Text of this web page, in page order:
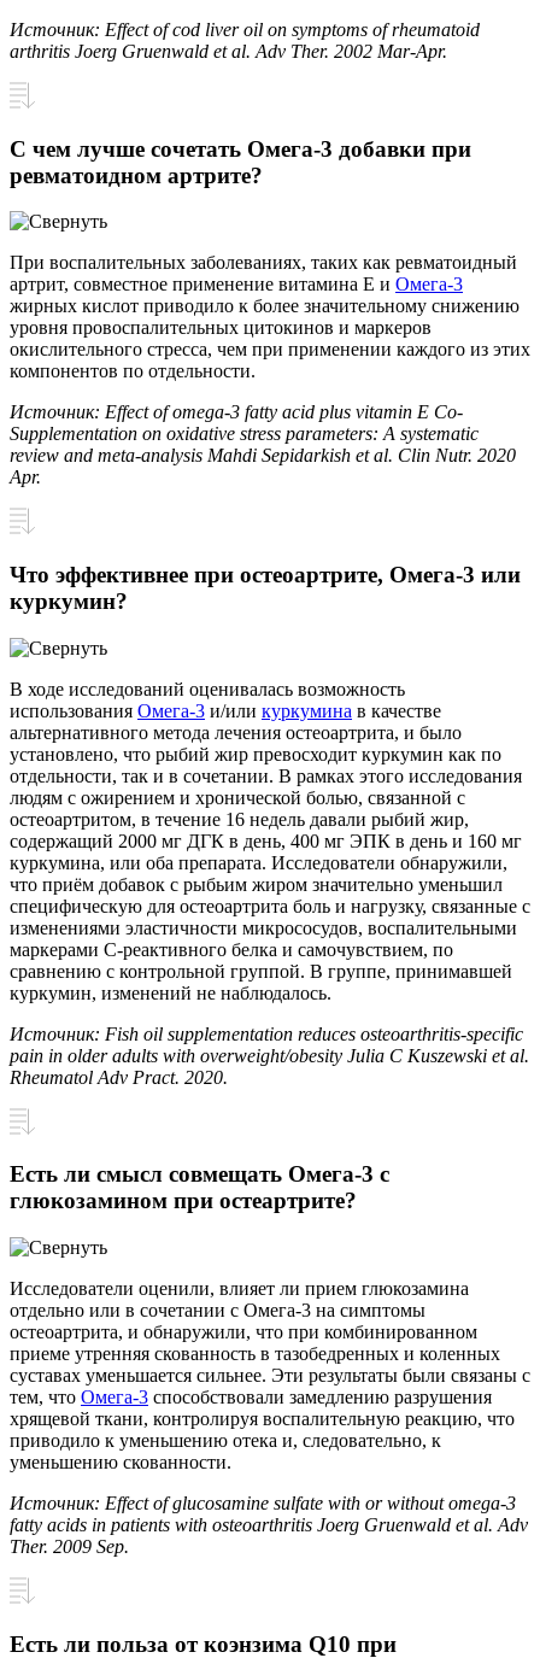
Источник: Effect of cod liver oil on symptoms of rheumatoid
arthritis Joerg Gruenwald et al. Adv Ther. 2002 Mar-Apr.
С чем лучше сочетать Омега-3 добавки при
ревматоидном артрите?
При воспалительных заболеваниях, таких как ревматоидный
артрит, совместное применение витамина Е и Омега-3
жирных кислот приводило к более значительному снижению
уровня провоспалительных цитокинов и маркеров
окислительного стресса, чем при применении каждого из этих
компонентов по отдельности.
Источник: Effect of omega-3 fatty acid plus vitamin E Co-
Supplementation on oxidative stress parameters: A systematic
review and meta-analysis Mahdi Sepidarkish et al. Clin Nutr. 2020
Apr.
Что эффективнее при остеоартрите, Омега-3 или
куркумин?
В ходе исследований оценивалась возможность
использования Омега-3 и/или куркумина в качестве
альтернативного метода лечения остеоартрита, и было
установлено, что рыбий жир превосходит куркумин как по
отдельности, так и в сочетании. В рамках этого исследования
людям с ожирением и хронической болью, связанной с
остеоартритом, в течение 16 недель давали рыбий жир,
содержащий 2000 мг ДГК в день, 400 мг ЭПК в день и 160 мг
куркумина, или оба препарата. Исследователи обнаружили,
что приём добавок с рыбьим жиром значительно уменьшил
специфическую для остеоартрита боль и нагрузку, связанные с
изменениями эластичности микрососудов, воспалительными
маркерами С-реактивного белка и самочувствием, по
сравнению с контрольной группой. В группе, принимавшей
куркумин, изменений не наблюдалось.
Источник: Fish oil supplementation reduces osteoarthritis-specific
pain in older adults with overweight/obesity Julia C Kuszewski et al.
Rheumatol Adv Pract. 2020.
Есть ли смысл совмещать Омега-3 с
глюкозамином при остеартрите?
Исследователи оценили, влияет ли прием глюкозамина
отдельно или в сочетании с Омега-3 на симптомы
остеоартрита, и обнаружили, что при комбинированном
приеме утренняя скованность в тазобедренных и коленных
суставах уменьшается сильнее. Эти результаты были связаны с
тем, что Омега-3 способствовали замедлению разрушения
хрящевой ткани, контролируя воспалительную реакцию, что
приводило к уменьшению отека и, следовательно, к
уменьшению скованности.
Источник: Effect of glucosamine sulfate with or without omega-3
fatty acids in patients with osteoarthritis Joerg Gruenwald et al. Adv
Ther. 2009 Sep.
Есть ли польза от коэнзима Q10 при